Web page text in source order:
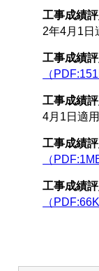
工事成績
2年4月1日
工事成績
（
工事成績
4月1日適用
工事成績
（
工事成績
（